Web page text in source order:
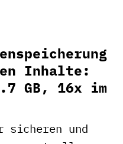
Inhalte:
GB, 16x im
sicheren und